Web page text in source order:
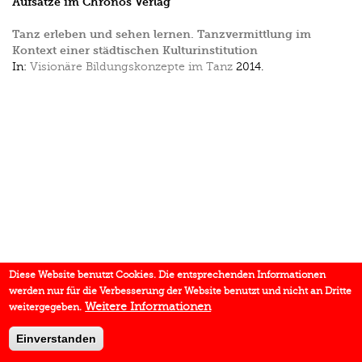
Tanz erleben und sehen lernen. Tanzvermittlung im
Kontext einer städtischen Kulturinstitution
In: Visionäre Bildungskonzepte im Tanz 2014.
Diese Website benutzt Cookies. Die entsprechenden Informationen
werden nur für die Verbesserung der Website benutzt und nicht an Dritte
weitergegeben. Weitere Informationen
Einverstanden